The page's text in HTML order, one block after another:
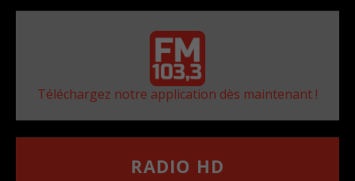
Téléchargez notre application dès maintenant !
RADIO HD